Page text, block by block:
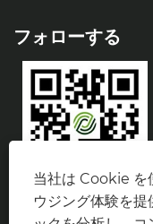
フォローする
当社は Cookie を
ウジング体験を提